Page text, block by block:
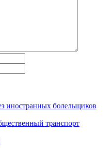
иностранных болельщиков
транспорт